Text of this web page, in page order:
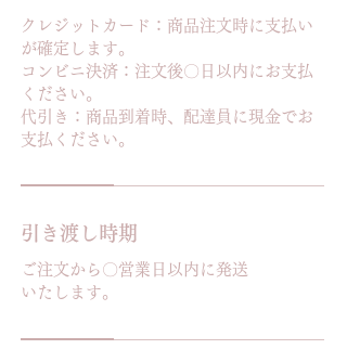
クレジットカード：商品注文時に支払い
が確定します。
コンビニ決済：注文後〇日以内にお支払
ください。
代引き：商品到着時、配達員に現金でお
支払ください。
引き渡し時期
ご注文から〇営業日以内に発送
いたします。